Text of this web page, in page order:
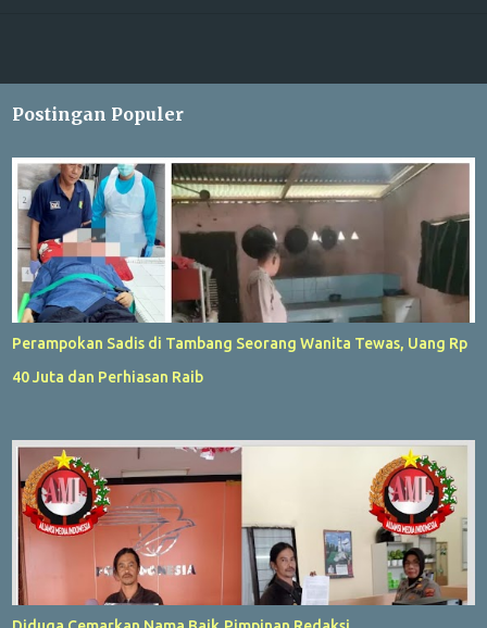
Postingan Populer
Perampokan Sadis di Tambang Seorang Wanita Tewas, Uang Rp
40 Juta dan Perhiasan Raib